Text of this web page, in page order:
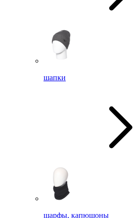
шапки
шарфы, капюшоны